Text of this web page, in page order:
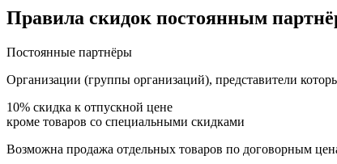
Правила скидок постоянным
Постоянные партнёры
Организации (группы организаций), представители
10% скидка к отпускной цене
кроме товаров со специальными скидками
Возможна продажа отдельных товаров по договорным